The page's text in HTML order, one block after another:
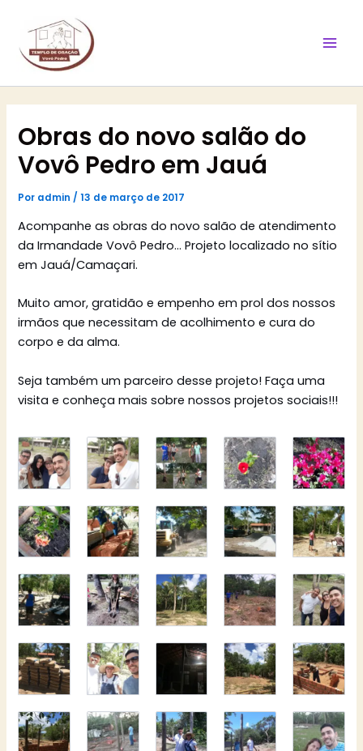
conteúdo
Obras do novo salão do
Vovô Pedro em Jauá
Por admin /13 de março de 2017
Acompanhe as obras do novo salão de atendimento
da Irmandade Vovô Pedro… Projeto localizado no sítio
em Jauá/Camaçari.
Muito amor, gratidão e empenho em prol dos nossos
irmãos que necessitam de acolhimento e cura do
corpo e da alma.
Seja também um parceiro desse projeto! Faça uma
visita e conheça mais sobre nossos projetos sociais!!!